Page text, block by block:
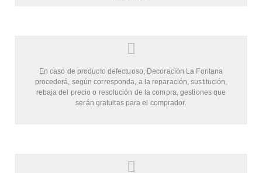
En caso de producto defectuoso, Decoración La Fontana
procederá, según corresponda, a la reparación, sustitución,
rebaja del precio o resolución de la compra, gestiones que
serán gratuitas para el comprador.